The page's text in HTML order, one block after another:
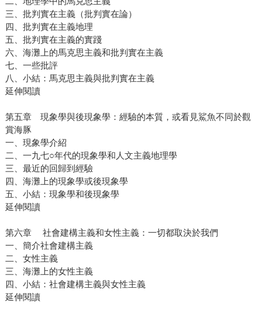
三、批判實在主義（批判實在論）
四、批判實在主義地理
五、批判實在主義的實踐
六、海灘上的馬克思主義和批判實在主義
七、一些批評
八、小結：馬克思主義與批判實在主義
延伸閱讀
第五章 現象學與後現象學：經驗的本質，或看見鯊魚不同於觀
賞海豚
一、現象學介紹
二、一九七○年代的現象學和人文主義地理學
三、最近的回歸到經驗
四、海灘上的現象學或後現象學
五、小結：現象學和後現象學
延伸閱讀
第六章 社會建構主義和女性主義：一切都取決於我們
一、簡介社會建構主義
二、女性主義
三、海灘上的女性主義
四、小結：社會建構主義與女性主義
延伸閱讀